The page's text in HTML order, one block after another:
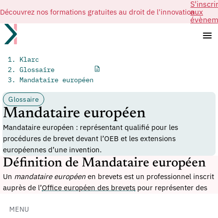
Découvrez nos formations gratuites au droit de l'innovationaux
MENU
Klarc
Glossaire
Mandataire européen
Glossaire
Mandataire européen
Mandataire européen : représentant qualifié pour les
procédures de brevet devant l’OEB et les extensions
européennes d’une invention.
Définition de Mandataire européen
Un mandataire européen en brevets est un professionnel inscrit
auprès de l’Office européen des brevets pour représenter des
intervient sur les dépôts, examens, oppositions et actes devant